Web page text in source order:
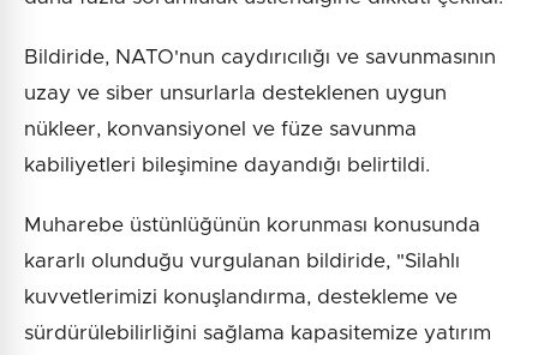
Bildiride, NATO'nun caydırıcılığı ve savunmasının
uzay ve siber unsurlarla desteklenen uygun
nükleer, konvansiyonel ve füze savunma
kabiliyetleri bileşimine dayandığı belirtildi.
Muharebe üstünlüğünün korunması konusunda
kararlı olunduğu vurgulanan bildiride, "Silahlı
kuvvetlerimizi konuşlandırma, destekleme ve
sürdürülebilirliğini sağlama kapasitemize yatırım